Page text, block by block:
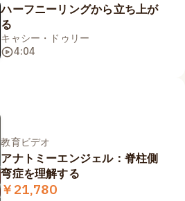
ハーフニーリングから立ち上が
る
キャシー・ドゥリー
4:04
教育ビデオ
アナトミーエンジェル：脊柱側
弯症を理解する
￥21,780